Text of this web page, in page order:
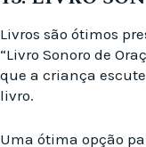
Livros são ótimos
“Livro Sonoro de
que a criança
livro.
Uma ótima opção